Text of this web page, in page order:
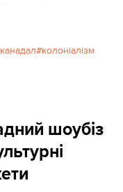
колоніалізм
шоубіз